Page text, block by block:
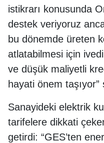
istikrarı konusunda
destek veriyoruz
bu dönemde üreten
atlatabilmesi için
ve düşük maliyetli
hayati önem
Sanayideki elektrik
tarifelere dikkati
getirdi: “GES’ten